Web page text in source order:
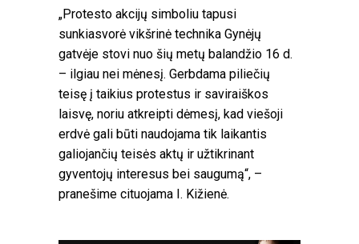
„Protesto akcijų simboliu tapusi
sunkiasvorė vikšrinė technika Gynėjų
gatvėje stovi nuo šių metų balandžio 16 d.
– ilgiau nei mėnesį. Gerbdama piliečių
teisę į taikius protestus ir saviraiškos
laisvę, noriu atkreipti dėmesį, kad viešoji
erdvė gali būti naudojama tik laikantis
galiojančių teisės aktų ir užtikrinant
gyventojų interesus bei saugumą“, –
pranešime cituojama I. Kižienė.